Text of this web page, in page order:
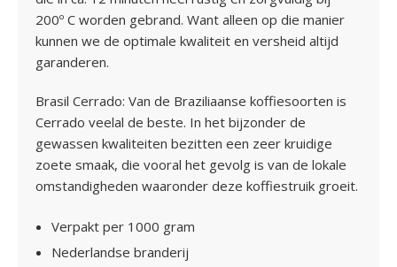
200º C worden gebrand. Want alleen op die manier
kunnen we de optimale kwaliteit en versheid altijd
garanderen.
Brasil Cerrado: Van de Braziliaanse koffiesoorten is
Cerrado veelal de beste. In het bijzonder de
gewassen kwaliteiten bezitten een zeer kruidige
zoete smaak, die vooral het gevolg is van de lokale
omstandigheden waaronder deze koffiestruik groeit.
Verpakt per 1000 gram
Nederlandse branderij